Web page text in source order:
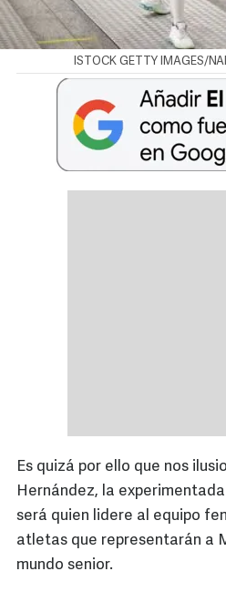
ISTOCK GETTY IMAGES/
Es quizá por ello que nos
Hernández, la
será quien lidere al equipo
atletas que representarán a
mundo senior.